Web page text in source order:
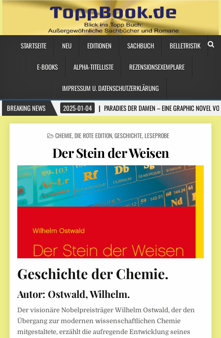
STARTSEITE NEU EDITIONEN SACHBUCH BELLETRISTIK
E-BOOKS ALPHA-TITELLISTE REZENSIONSEXEMPLARE
IMPRESSUM U. DATENSCHUTZERKLÄRUNG
BREAKING NEWS
2025-01-04 PARADIES DER DAMEN – EINE GRAPHIC NOVEL
POSTED
CHEMIE,DIE ROTE EDITION,GESCHICHTE,LESEPROBE
Der Stein der Weisen
Geschichte der Chemie.
Autor: Ostwald, Wilhelm.
Der visionäre Nobelpreisträger Wilhelm Ostwald, der den
Übergang zur modernen wissenschaftlichen Chemie
mitgestaltete, erzählt die aufregende Entwicklung seines